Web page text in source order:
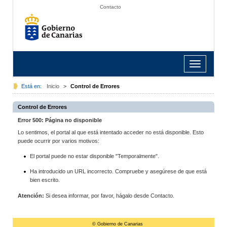
Contacto
Toggle
navigation
Está en: Inicio > Control de Errores
Control de Errores
Error 500: Página no disponible
Lo sentimos, el portal al que está intentado acceder no está disponible. Esto
puede ocurrir por varios motivos:
El portal puede no estar disponible "Temporalmente".
Ha introducido un URL incorrecto. Compruebe y asegúrese de que está
bien escrito.
Atención: Si desea informar, por favor, hágalo desde Contacto.
© Gobierno de Canarias